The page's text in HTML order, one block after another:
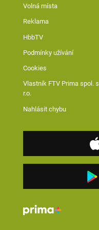
Volná místa
Reklama
HbbTV
Podmínky užívání
Cookies
Vlastník FTV Prima spol. s
r.o.
Nahlásit chybu